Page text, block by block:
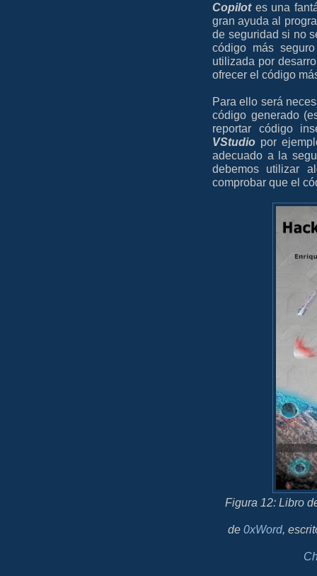
Copilotes una
gran ayuda al
de seguridad si no
código más
utilizada por
ofrecer el código
Para ello será
código generado
reportar código
VStudio por
adecuado a la
debemos utilizar
comprobar que el
Figura 12: Libro
de 0xWord,